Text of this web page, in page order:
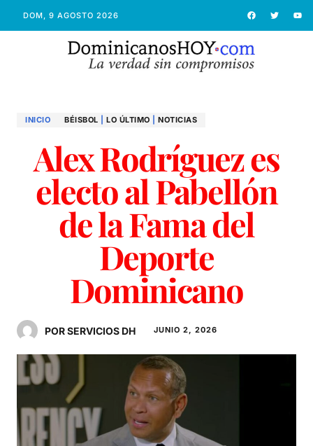
DOM, 9 AGOSTO 2026
INICIO BÉISBOL LO ÚLTIMO NOTICIAS
Alex Rodríguez es
electo al Pabellón
de la Fama del
Deporte
Dominicano
POR SERVICIOS DH JUNIO 2, 2026